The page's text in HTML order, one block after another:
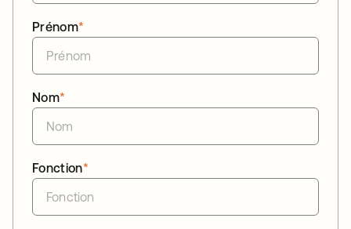
*
Prénom
*
Nom
*
Fonction